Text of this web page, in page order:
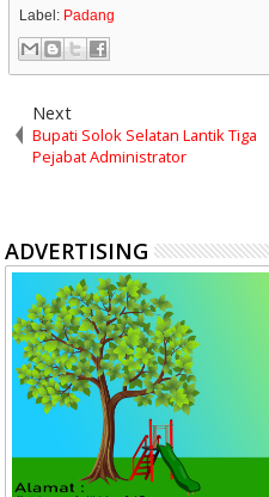
Label: Padang
Next
Bupati Solok Selatan Lantik Tiga
Pejabat Administrator
ADVERTISING